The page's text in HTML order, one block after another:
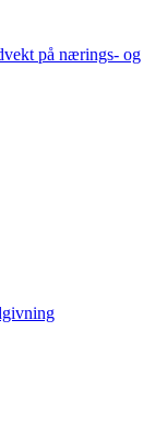
på nærings- og